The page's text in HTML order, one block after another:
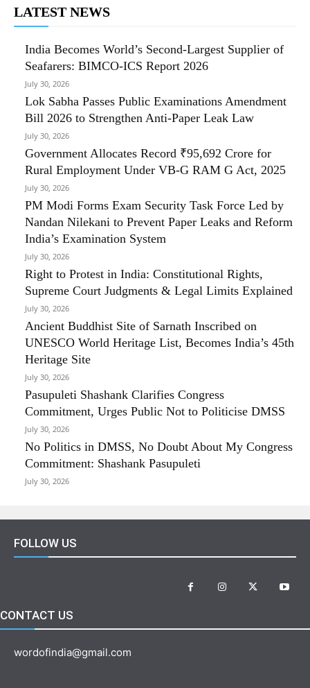
LATEST NEWS
India Becomes World’s Second-Largest Supplier of
Seafarers: BIMCO-ICS Report 2026
July 30, 2026
Lok Sabha Passes Public Examinations Amendment
Bill 2026 to Strengthen Anti-Paper Leak Law
July 30, 2026
Government Allocates Record ₹95,692 Crore for
Rural Employment Under VB-G RAM G Act, 2025
July 30, 2026
PM Modi Forms Exam Security Task Force Led by
Nandan Nilekani to Prevent Paper Leaks and Reform
India’s Examination System
July 30, 2026
Right to Protest in India: Constitutional Rights,
Supreme Court Judgments & Legal Limits Explained
July 30, 2026
Ancient Buddhist Site of Sarnath Inscribed on
UNESCO World Heritage List, Becomes India’s 45th
Heritage Site
July 30, 2026
Pasupuleti Shashank Clarifies Congress
Commitment, Urges Public Not to Politicise DMSS
July 30, 2026
No Politics in DMSS, No Doubt About My Congress
Commitment: Shashank Pasupuleti
July 30, 2026
FOLLOW US
CONTACT US
wordofindia@gmail.com